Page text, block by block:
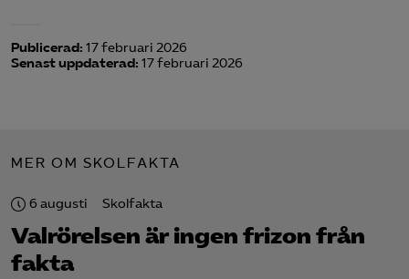
Publicerad: 17 februari 2026
Senast uppdaterad: 17 februari 2026
MER OM SKOLFAKTA
6 augusti Skolfakta
Valrörelsen är ingen frizon från
fakta